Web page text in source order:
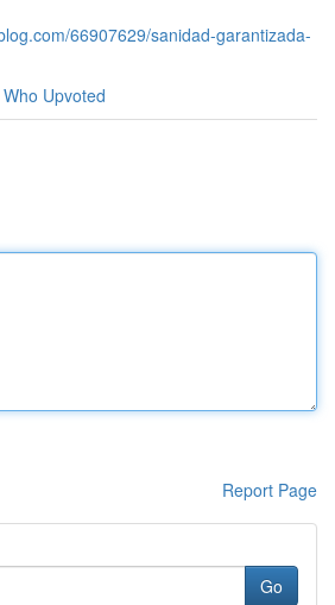
66907629/sanidad-garantizada-
Who Upvoted
Report Page
Go